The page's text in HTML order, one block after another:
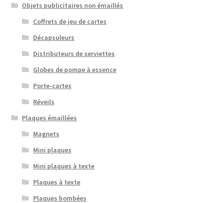
Objets publicitaires non émaillés
Coffrets de jeu de cartes
Décapsuleurs
Distributeurs de serviettes
Globes de pompe à essence
Porte-cartes
Réveils
Plaques émaillées
Magnets
Mini plaques
Mini plaques à texte
Plaques à texte
Plaques bombées